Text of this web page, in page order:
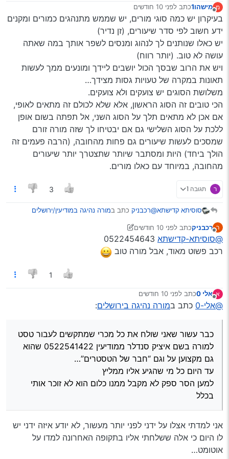
מ מישהו1 כתב לפני 10 חודשים
נערך לאחרונה על ידי
בעיקרון יש כמה סוגי מורים, יש שממש מתנהגים כמורים ומקנים
ידע חשוב לפי סדר שיעורים, (זן נדיר)
יש כאלו שנותנים לך לנהוג ומנסים לשפר אותך במה שאתה
עושה לא טוב. (יותר רווח)
ויש את הרוב שבסך הכול יושבים ליידך ומונעים ממך לעשות
תאונות במקרה של טעויות גסות מצידך…
משלושת הסוגים יש צועקים ולא צועקים.
הכי טובים זה הסוג הראשון, אלא שלא לכולם זה מתאים לאופי,
אם אכן לא מתאים תלך על הסוג השני, אל תפתה בשום אופן
ללכת על הסוג השלישי גם אם יבטיחו לך שזה מורה זורם
שמסכים לעשות שיעורים גם פחות מהחובה, (הרבה פעמים זה
הולך ביחד) היות ומסתבר שיותר שתצטרך יותר שיעורים
מהחובה, במיוחד עם כאלו מורים.
ר תגובה 1 3
סוסיתא קדישתא@רכבניק כתב במורה נהיגה במודיעין/ירושלים
דני במודיעין (עובד אצל אבי יצחקי)
מנסיון של כמה וכמה מורים
יש מספר שלו?
ר
מנותק
רכבניקכתב לפני 10 חודשים
נערך לאחרונה על ידי רכבניק
@סוסיתא-קדישתא
רכב פשוט מאוד, אבל מורה טוב
1
א
מנותק
אלי 0 כתב לפני 10 חודשים
נערך לאחרונה על ידי
@אלי-0 כתב במורה נהיגה בירושלים:
כבר עשור שאני שולח את כל מכרי שמתקשים לעבור טסט
למורה בשם איציק סנדלר ממודיעין 0522541422 שהוא
גם מקצוען על וגם “חבר של הטסטרים”…
עד היום כל מי שהגיע אליו ממליץ
למען הסר ספק לא מקבל ממנו כלום הוא לא זוכר אותי
בכלל
אני למדתי אצלו על ידני לפני יותר מעשור, לא יודע איזה ידני יש
לו היום כי אלה ששלחתי אליו בתקופה האחרונה למדו על
אוטומט…